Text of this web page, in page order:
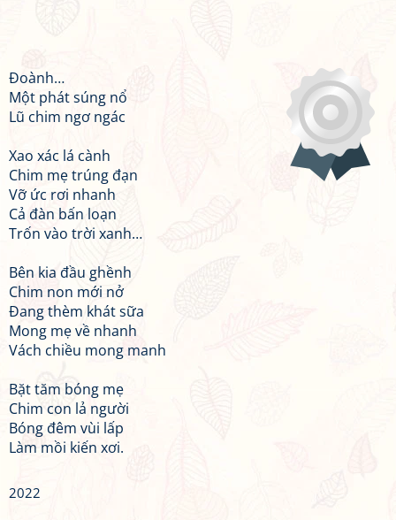
Đoành…
Một phát súng nổ
Lũ chim ngơ ngác
Xao xác lá cành
Chim mẹ trúng đạn
Vỡ ức rơi nhanh
Cả đàn bấn loạn
Trốn vào trời xanh…
Bên kia đầu ghềnh
Chim non mới nở
Đang thèm khát sữa
Mong mẹ về nhanh
Vách chiều mong manh
Bặt tăm bóng mẹ
Chim con lả người
Bóng đêm vùi lấp
Làm mồi kiến xơi.
2022